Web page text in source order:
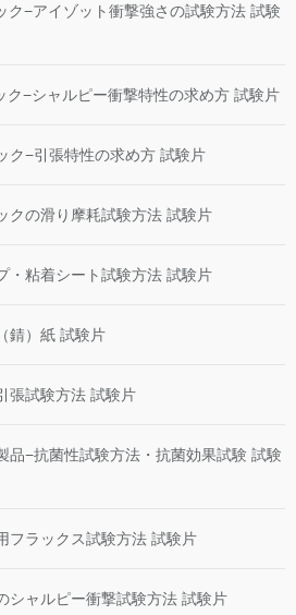
ク−アイゾット衝撃強さの試験方法 試験
ク−シャルピー衝撃特性の求め方 試験片
ク−引張特性の求め方 試験片
クの滑り摩耗試験方法 試験片
・粘着シート試験方法 試験片
錆）紙 試験片
張試験方法 試験片
品−抗菌性試験方法・抗菌効果試験 試験
フラックス試験方法 試験片
シャルピー衝撃試験方法 試験片